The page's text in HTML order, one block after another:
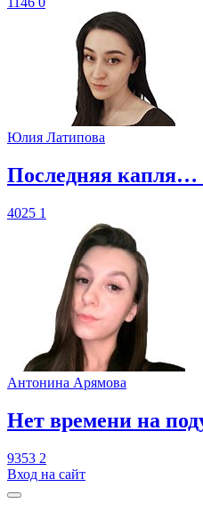
Юлия Латипова
​Последняя капля…
4025 1
Антонина Арямова
​Нет времени на
9353 2
Вход на сайт